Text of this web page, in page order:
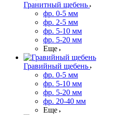
Гранитный щебень
фр. 0-5 мм
фр. 2-5 мм
фр. 5-10 мм
фр. 5-20 мм
Еще
Гравийный щебень
фр. 0-5 мм
фр. 5-10 мм
фр. 5-20 мм
фр. 20-40 мм
Еще